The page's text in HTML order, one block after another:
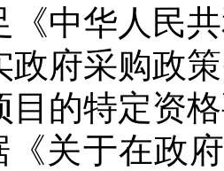
《中华人民
政府采购政
目的特定资
《关于在政